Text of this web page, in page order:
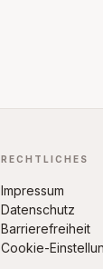
RECHTLICHES
Impressum
Datenschutz
Barrierefreiheit
Cookie-